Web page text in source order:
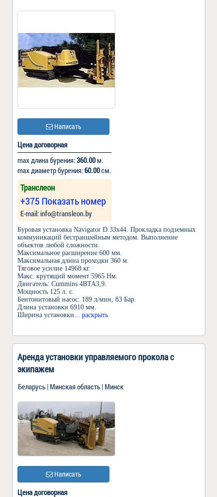
Написать
Цена договорная
max длина бурения:360.00м.
max диаметр бурения:60.00см.
Транслеон
+375 Показать номер
Е-mail: info@transleon.by
Буровая установка Navigator D 33x44. Прокладка подземных
коммуникаций бестраншейным методом. Выполнение
объектов любой сложности.
Максимальное расширение 600 мм.
Максимальная длина проходки 360 м.
Тяговое усилие 14968 кг.
Макс. крутящий момент 5965 Нм.
Двигатель: Cummins 4BTA3,9.
Мощность 125 л. с.
Бентонитовый насос: 189 л/мин, 83 Бар.
Длина установки 6910 мм.
Ширина установки ... раскрыть
Аренда установки управляемого прокола с
экипажем
Беларусь | Минская область | Минск
Написать
Цена договорная